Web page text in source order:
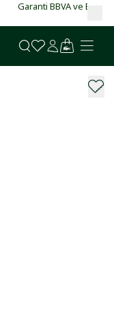
farksız 4 taksit!